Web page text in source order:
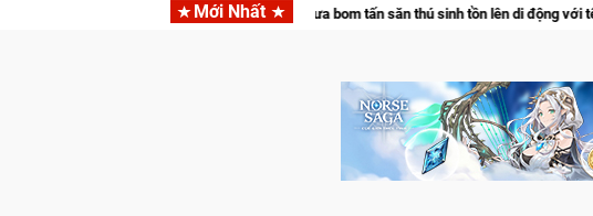
Mới Nhất
Pocketpair đưa bom tấn săn thú sinh tồn lên di động với tên gọi Palworld Online